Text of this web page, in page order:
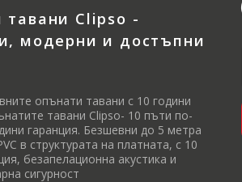
тавани Clipso -
модерни и достъпни
опънати тавани с 10 години
тавани Clipso- 10 пъти по-
гаранция. Безшевни до 5 метра
в структурата на платната, с 10
безапелационна акустика и
сигурност